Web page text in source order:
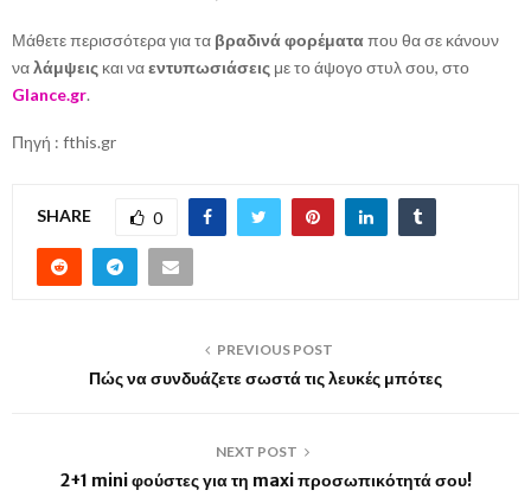
Μάθετε περισσότερα για τα βραδινά φορέματαπου θα σε κάνουν
ναλάμψεις και ναεντυπωσιάσεις με το άψογο στυλ σου, στο
Glance.gr.
Πηγή : fthis.gr
SHARE 0
PREVIOUS POST
Πώς να συνδυάζετε σωστά τις λευκές μπότες
NEXT POST
2+1 mini φούστες για τη maxi προσωπικότητά σου!